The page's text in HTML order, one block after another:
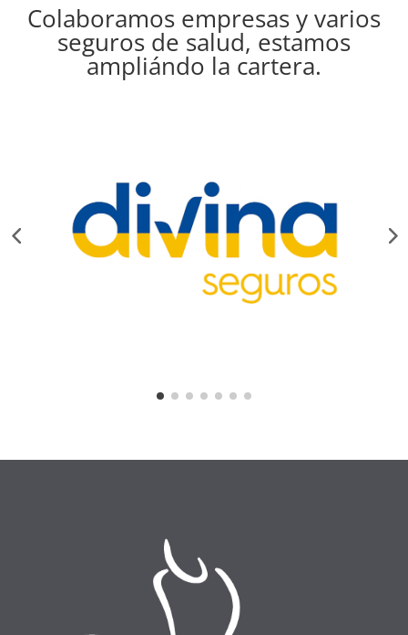
Colaboramos empresas y varios
seguros de salud, estamos
ampliándo la cartera.